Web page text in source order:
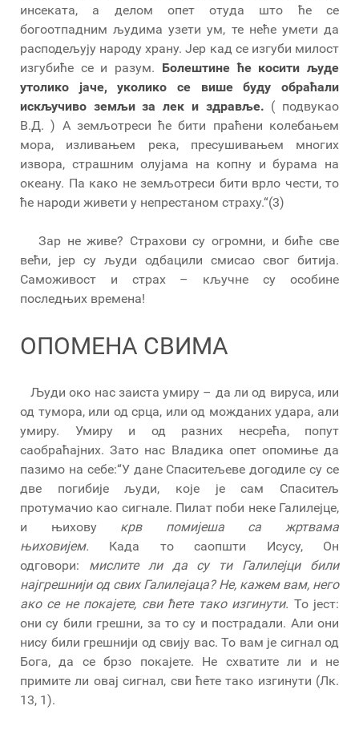
инсеката, а делом опет отуда што ће се
богоотпадним људима узети ум, те неће умети да
расподељују народу храну. Јер кад се изгуби милост
изгубиће се и разум. Болештине ће косити људе
утолико јаче, уколико се више буду обраћали
искључиво земљи за лек и здравље. ( подвукао
В.Д. ) А земљотреси ће бити праћени колебањем
мора, изливањем река, пресушивањем многих
извора, страшним олујама на копну и бурама на
океану. Па како не земљотреси бити врло чести, то
ће народи живети у непрестаном страху.“(3)
Зар не живе? Страхови су огромни, и биће све
већи, јер су људи одбацили смисао свог битија.
Саможивост и страх – кључне су особине
последњих времена!
ОПОМЕНА СВИМА
Људи око нас заиста умиру – да ли од вируса, или
од тумора, или од срца, или од можданих удара, али
умиру. Умиру и од разних несрећа, попут
саобраћајних. Зато нас Владика опет опомиње да
пазимо на себе:“У дане Спаситељеве догодиле су се
две погибије људи, које је сам Спаситељ
протумачио као сигнале. Пилат поби неке Галилејце,
и њихову крв помијеша са жртвама
њиховијем. Када то саопшти Исусу, Он
одговори: мислите ли да су ти Галилејци били
најгрешнији од свих Галилејаца? Не, кажем вам, него
ако се не покајете, сви ћете тако изгинути. То јест:
они су били грешни, за то су и пострадали. Али они
нису били грешнији од свију вас. То вам је сигнал од
Бога, да се брзо покајете. Не схватите ли и не
примите ли овај сигнал, сви ћете тако изгинути (Лк.
13, 1).